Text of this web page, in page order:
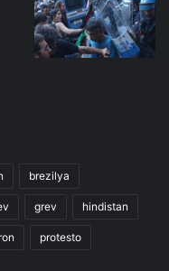
brezilya
grev hindistan
protesto